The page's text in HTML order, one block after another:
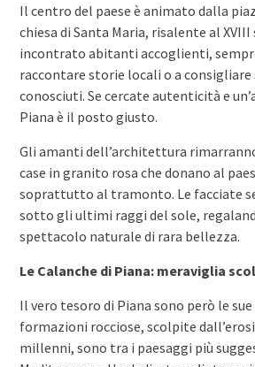
Il centro del paese è animato dalla
chiesa di Santa Maria, risalente al XVIII
incontrato abitanti accoglienti,
raccontare storie locali o a
conosciuti. Se cercate autenticità e
Piana è il posto giusto.
Gli amanti dell’architettura
case in granito rosa che donano al
soprattutto al tramonto. Le facciate
sotto gli ultimi raggi del sole,
spettacolo naturale di rara bellezza.
Le Calanche di Piana: meraviglia
Il vero tesoro di Piana sono però le sue
formazioni rocciose, scolpite
millenni, sono tra i paesaggi più